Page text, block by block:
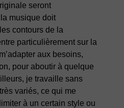
seront
musique doit
contours de la
particulièrement sur la
aux besoins,
pour aboutir à quelque
je travaille sans
variés, ce qui me
à un certain style ou